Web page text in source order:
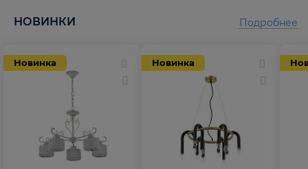
НОВИНКИ
Новинка Новинка
Подробнее